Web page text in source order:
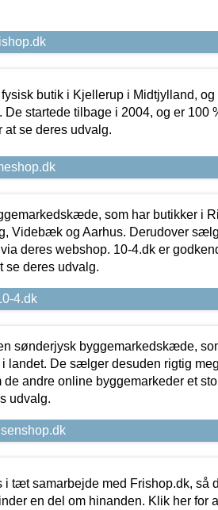
butik i Kjellerup i Midtjylland, og
startede tilbage i 2004, og er 100
at se deres udvalg.
som har butikker i
Videbæk og Aarhus. Derudover
deres webshop. 10-4.dk er
se deres udvalg.
4.dk
sønderjysk byggemarkedskæde,
i landet. De sælger desuden rigtig
de andre online byggemarkeder et
udvalg.
i tæt samarbejde med Frishop.dk, så
en del om hinanden. Klik her for